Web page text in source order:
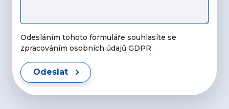
Odesláním tohoto formuláře souhlasíte se
zpracováním osobních údajů GDPR.
Odeslat